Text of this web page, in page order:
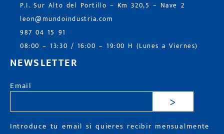
P.I. Sur Alto del Portillo – Km 320,5 – Nave 2
leon@mundoindustria.com
987 04 15 91
08:00 – 13:30 / 16:00 – 19:00 H (Lunes a Viernes)
NEWSLETTER
Email
>
Introduce tu email si quieres recibir mensualmente